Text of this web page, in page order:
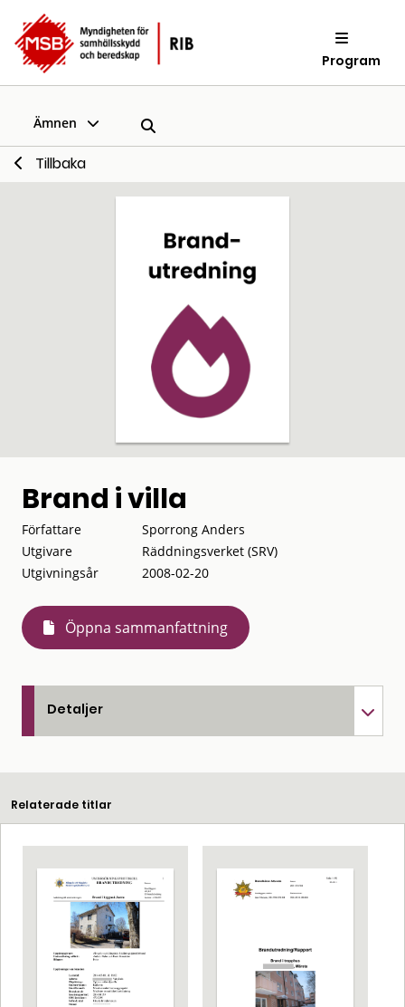
Program
Ämnen
Tillbaka
Brand i villa
Författare
Sporrong Anders
Utgivare
Räddningsverket (SRV)
Utgivningsår
2008-02-20
Öppna sammanfattning
Detaljer
Relaterade titlar